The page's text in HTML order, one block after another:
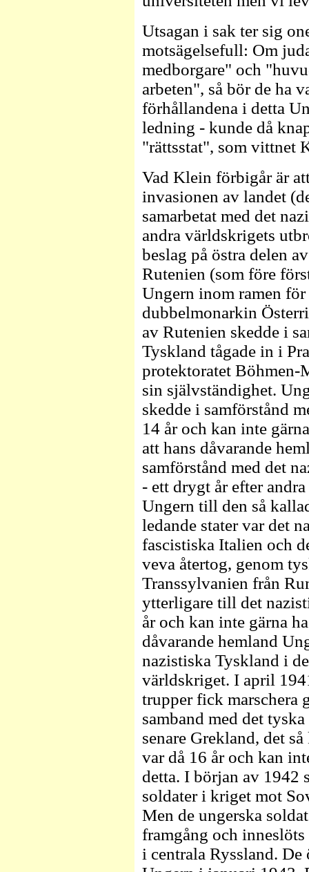
Utsagan i sak ter sig
motsägelsefull: Om
medborgare" och
arbeten", så bör de ha
förhållandena i detta
ledning - kunde då
"rättsstat", som vittnet
Vad Klein förbigår är
invasionen av landet
samarbetat med det
andra världskrigets
beslag på östra delen
Rutenien (som före
Ungern inom ramen
dubbelmonarkin
av Rutenien skedde i
Tyskland tågade in i
protektoratet Böhmen-
sin självständighet.
skedde i samförstånd
14 år och kan inte
att hans dåvarande
samförstånd med det
- ett drygt år efter
Ungern till den så
ledande stater var det
fascistiska Italien och
veva återtog, genom
Transsylvanien från
ytterligare till det
år och kan inte gärna
dåvarande hemland
nazistiska Tyskland i
världskriget. I april
trupper fick marschera
samband med det
senare Grekland, det
var då 16 år och kan
detta. I början av 1942
soldater i kriget mot
Men de ungerska
framgång och
i centrala Ryssland.